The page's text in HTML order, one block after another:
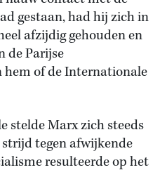
gestaan, had hij zich in
afzijdig gehouden en
de Parijse
of de Internationale
stelde Marx zich steeds
tegen afwijkende
resulteerde op het